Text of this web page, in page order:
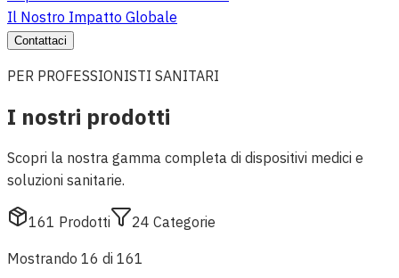
Il Nostro Impatto Globale
Contattaci
PER PROFESSIONISTI SANITARI
I nostri prodotti
Scopri la nostra gamma completa di dispositivi medici e
soluzioni sanitarie.
161 Prodotti 24 Categorie
Mostrando 16 di 161